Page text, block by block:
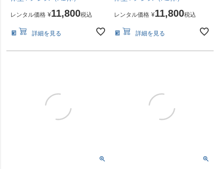
レンタル価格 ¥11,800税込
詳細を見る
レンタル価格 ¥11,800税込
詳細を見る